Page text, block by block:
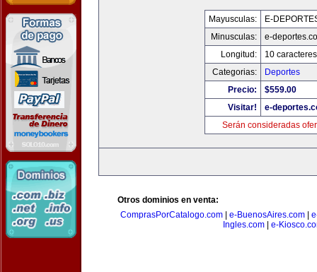
Mayusculas:
E-
Minusculas:
e-
Longitud:
10 caracteres
Categorias:
Deportes
Precio:
$559.00
Visitar!
e-
Serán consideradas
Otros dominios en venta:
ComprasPorCatalogo.com| e-BuenosAires.com|
Ingles.com
e-